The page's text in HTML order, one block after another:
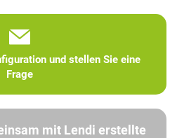
und stellen Sie eine
Frage
mit Lendi erstellte